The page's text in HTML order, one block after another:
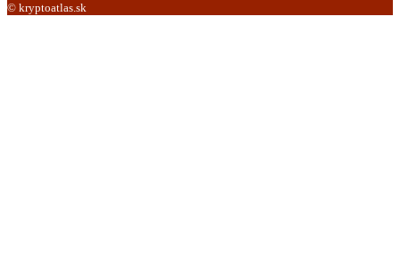
© kryptoatlas.sk